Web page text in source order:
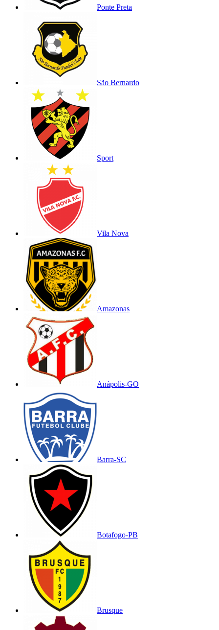
Ponte Preta
São Bernardo
Sport
Vila Nova
Amazonas
Anápolis-GO
Barra-SC
Botafogo-PB
Brusque